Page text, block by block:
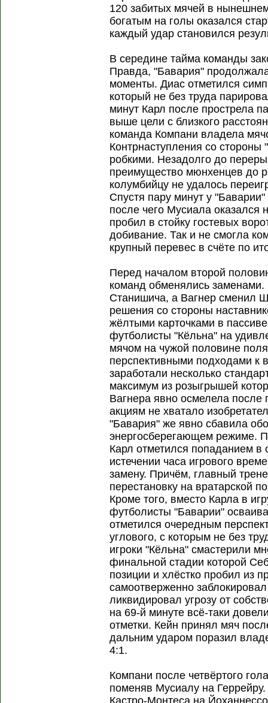
120 забитых мячей в
богатым на голы оказался
каждый удар становился
В середине тайма команды
Правда, "Бавария"
моменты. Диас отметился
который не без труда
минут Карл после прострела
выше цели с близкого
команда Компани владела
Контрнаступления со
робкими. Незадолго до
преимущество мюнхенцев до
колумбийцу не удалось
Спустя пару минут у "Баварии"
после чего Мусиала оказался
пробил в стойку гостевых
добивание. Так и не смогла
крупный перевес в счёте по
Перед началом второй
команд обменялись
Станишича, а Вагнер сменил
решения со стороны
жёлтыми карточками в
футболисты "Кёльна" на
мячом на чужой половине
перспективными подходами к
заработали несколько
максимум из розыгрышей
Вагнера явно осмелела
акциям не хватало
"Бавария" же явно сбавила
энергосберегающем режиме.
Карл отметился попаданием в
истечении часа игрового
замену. Причём, главный
перестановку на вратарской
Кроме того, вместо Карла в
футболисты "Баварии"
отметился очередным
углового, с которым не без
игроки "Кёльна" смастерили
финальной стадии которой
позиции и хлёстко пробил из
самоотверженно
ликвидировал угрозу от
на 69-й минуте всё-таки
отметки. Кейн принял мяч
дальним ударом поразил
4:1.
Компани после четвёртого
поменяв Мусиалу на
Кастро-Монтеса на